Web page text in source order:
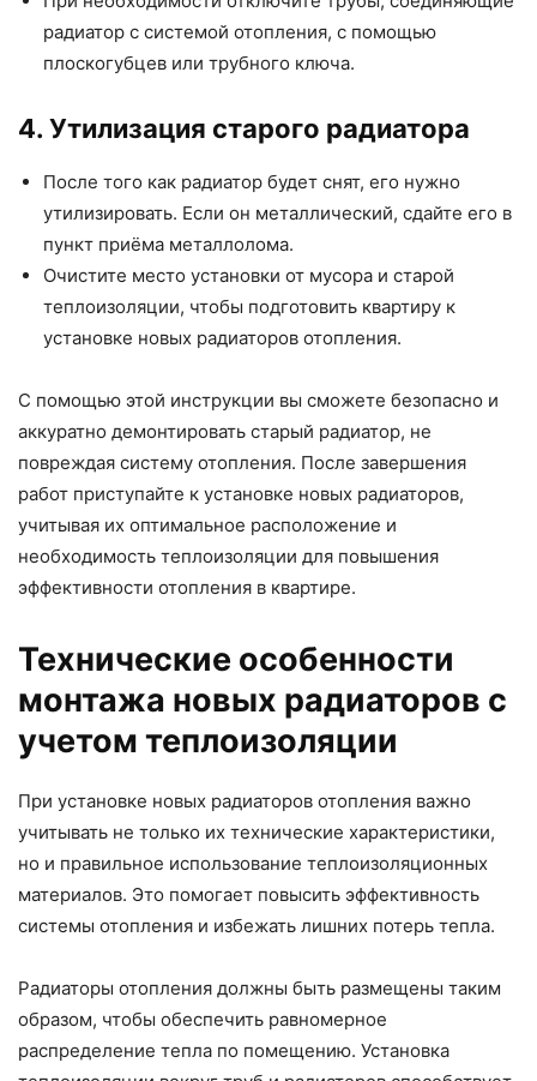
радиатор с системой отопления, с помощью
плоскогубцев или трубного ключа.
4. Утилизация старого радиатора
После того как радиатор будет снят, его нужно
утилизировать. Если он металлический, сдайте его в
пункт приёма металлолома.
Очистите место установки от мусора и старой
теплоизоляции, чтобы подготовить квартиру к
установке новых радиаторов отопления.
С помощью этой инструкции вы сможете безопасно и
аккуратно демонтировать старый радиатор, не
повреждая систему отопления. После завершения
работ приступайте к установке новых радиаторов,
учитывая их оптимальное расположение и
необходимость теплоизоляции для повышения
эффективности отопления в квартире.
Технические особенности
монтажа новых радиаторов с
учетом теплоизоляции
При установке новых радиаторов отопления важно
учитывать не только их технические характеристики,
но и правильное использование теплоизоляционных
материалов. Это помогает повысить эффективность
системы отопления и избежать лишних потерь тепла.
Радиаторы отопления должны быть размещены таким
образом, чтобы обеспечить равномерное
распределение тепла по помещению. Установка